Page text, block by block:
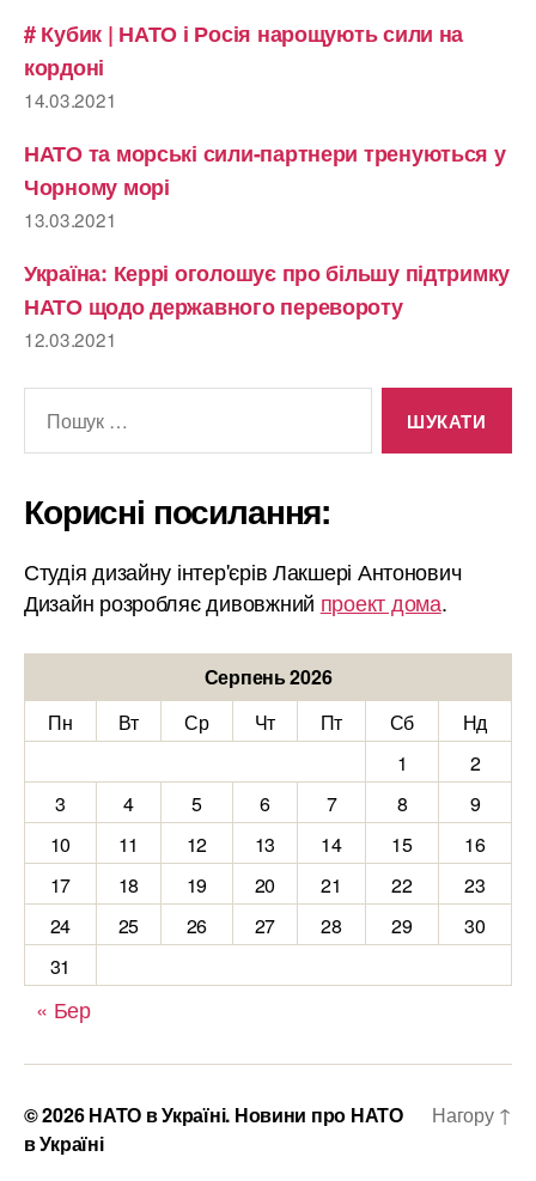
# Кубик | НАТО і Росія нарощують сили на
кордоні
14.03.2021
НАТО та морські сили-партнери тренуються у
Чорному морі
13.03.2021
Україна: Керрі оголошує про більшу підтримку
НАТО щодо державного перевороту
12.03.2021
Корисні посилання:
Студія дизайну інтер'єрів Лакшері Антонович
Дизайн розробляє дивовжний проект дома.
Серпень 2026
Пн
Вт Ср Чт Пт Сб
Нд
1
2
3
4 5 6 7 8
9
10
11 12 13 14 15
16
17
18 19 20 21 22
23
24
25 26 27 28 29
30
31
« Бер
© 2026НАТО в Україні. Новини про НАТО
в Україні
Нагору ↑